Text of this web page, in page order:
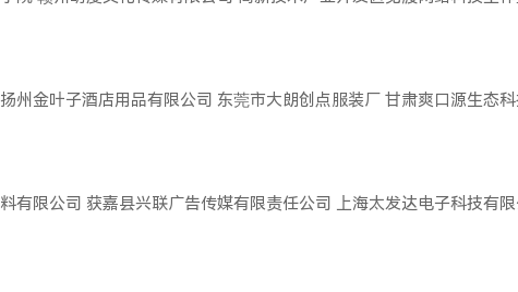
扬州金叶子酒店用品有限公司 东莞市大朗创点服装厂 甘肃爽口源生态
料有限公司 获嘉县兴联广告传媒有限责任公司 上海太发达电子科技有限